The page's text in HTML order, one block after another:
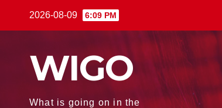
2026-08-09 6:09 PM
WIGO
What is going on in the